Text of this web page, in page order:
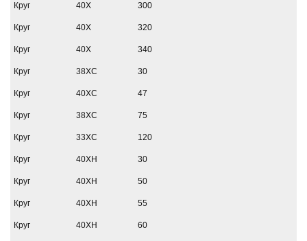
Круг 40Х 300
Круг 40Х 320
Круг 40Х 340
Круг 38ХС 30
Круг 40ХС 47
Круг 38ХС 75
Круг 33ХС 120
Круг 40ХН 30
Круг 40ХН 50
Круг 40ХН 55
Круг 40ХН 60